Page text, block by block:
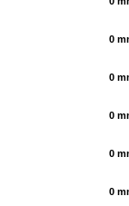
0
0
0
0
0